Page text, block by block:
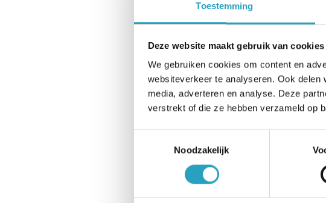
Toestemming
Deze website maakt gebruik van cookies
We gebruiken cookies om content en
websiteverkeer te analyseren. Ook
media, adverteren en analyse. Deze
verstrekt of die ze hebben verzameld op
Noodzakelijk